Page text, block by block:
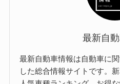
最新自
最新自動車情報は自動車に
した総合情報サイトです。